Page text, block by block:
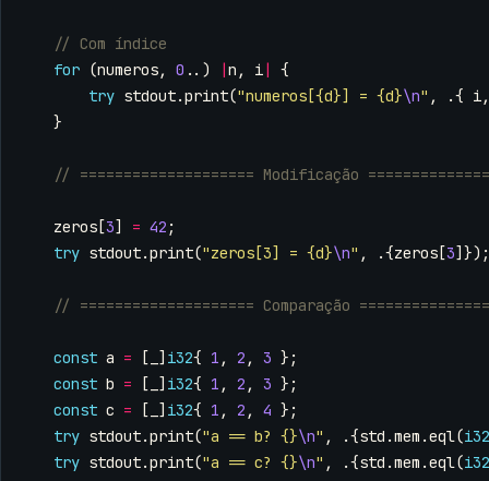
for (numeros, 0 ..) |n , i|
{
try stdout.print("numeros[{d}] = {d}\n" , .{ i,
}
zeros [3] = 42 ;
try stdout.print("zeros[3] = {d}\n" , .{zeros [3]});
const a = [ ] i32{ 1 , 2 , 3 };
const b = [ ] i32{ 1 , 2 , 3 };
const c = [ ] i32{ 1 , 2 , 4 };
try stdout.print("a == b? {}\n" , .{std .mem .eql(i32
try stdout.print("a == c? {}\n" , .{std .mem .eql(i32